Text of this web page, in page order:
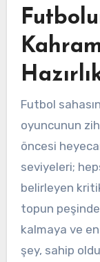
Futbol
oyuncunun
öncesi
seviyeleri;
belirleyen
topun
kalmaya ve
şey, sahip